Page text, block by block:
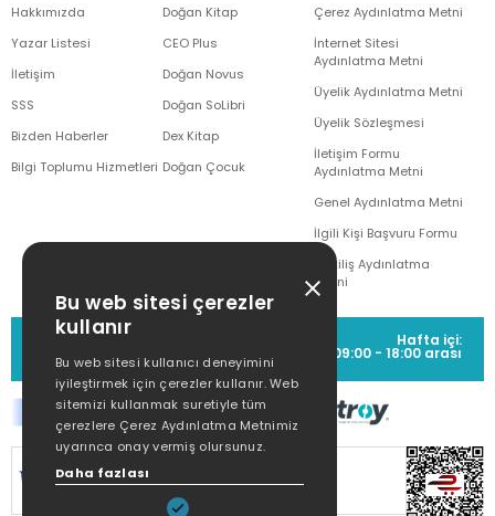
Hakkımızda
Yazar Listesi
İletişim
SSS
Bizden Haberler
Bilgi Toplumu Hizmetleri
Doğan Kitap
CEO Plus
Doğan Novus
Doğan SoLibri
Dex Kitap
Doğan Çocuk
Çerez Aydınlatma Metni
İnternet Sitesi
Aydınlatma Metni
Üyelik Aydınlatma Metni
Üyelik Sözleşmesi
İletişim Formu
Aydınlatma Metni
Genel Aydınlatma Metni
İlgili Kişi Başvuru Formu
Çekiliş Aydınlatma
Metni
MÜŞTERİ HİZMETLERİ
(0212) 373 77 00
Hafta içi:
09:00 - 18:00 arası
SİTEMİZ
KORUNMAKTADIR.
Bu web sitesi çerezler
kullanır
Bu web sitesi kullanıcı deneyimini
iyileştirmek için çerezler kullanır. Web
sitemizi kullanmak suretiyle tüm
çerezlere Çerez Aydınlatma Metnimiz
uyarınca onay vermiş olursunuz.
Daha fazlası